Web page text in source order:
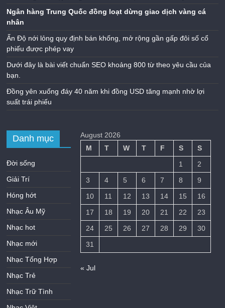
Ngân hàng Trung Quốc đồng loạt dừng giao dịch vàng cá
nhân
Ấn Độ nới lỏng quy định bán khống, mở rộng gần gấp đôi số cổ
phiếu được phép vay
Dưới đây là bài viết chuẩn SEO khoảng 800 từ theo yêu cầu của
bạn.
Đồng yên xuống đáy 40 năm khi đồng USD tăng mạnh nhờ lợi
suất trái phiếu
Danh mục
Đời sống
Giải Trí
Hóng hớt
Nhạc Âu Mỹ
Nhạc hot
Nhạc mới
Nhạc Tổng Hợp
Nhạc Trẻ
Nhạc Trữ Tình
August 2026
M
T W T F S
S
1
2
3
4 5 6 7 8
9
10
11 12 13 14 15
16
17
18 19 20 21 22
23
24
25 26 27 28 29
30
31
« Jul